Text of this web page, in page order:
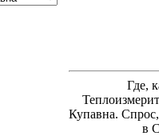
Где,
Купавна.
в